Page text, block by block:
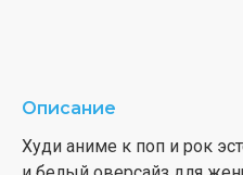
Описание
Худи аниме к поп и рок